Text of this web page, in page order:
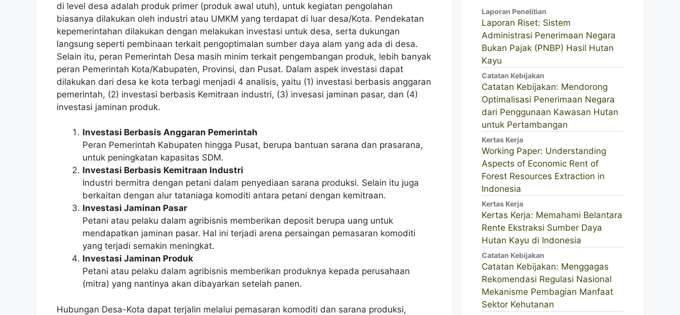
di level desa adalah produk primer (produk awal utuh), untuk kegiatan pengolahan
biasanya dilakukan oleh industri atau UMKM yang terdapat di luar desa/Kota. Pendekatan
kepemerintahan dilakukan dengan melakukan investasi untuk desa, serta dukungan
langsung seperti pembinaan terkait pengoptimalan sumber daya alam yang ada di desa.
Selain itu, peran Pemerintah Desa masih minim terkait pengembangan produk, lebih banyak
peran Pemerintah Kota/Kabupaten, Provinsi, dan Pusat. Dalam aspek investasi dapat
dilakukan dari desa ke kota terbagi menjadi 4 analisis, yaitu (1) investasi berbasis anggaran
pemerintah, (2) investasi berbasis Kemitraan industri, (3) invesasi jaminan pasar, dan (4)
investasi jaminan produk.
Investasi Berbasis Anggaran Pemerintah
Peran Pemerintah Kabupaten hingga Pusat, berupa bantuan sarana dan prasarana,
untuk peningkatan kapasitas SDM.
Investasi Berbasis Kemitraan Industri
Industri bermitra dengan petani dalam penyediaan sarana produksi. Selain itu juga
berkaitan dengan alur tataniaga komoditi antara petani dengan kemitraan.
Investasi Jaminan Pasar
Petani atau pelaku dalam agribisnis memberikan deposit berupa uang untuk
mendapatkan jaminan pasar. Hal ini terjadi arena persaingan pemasaran komoditi
yang terjadi semakin meningkat.
Investasi Jaminan Produk
Petani atau pelaku dalam agribisnis memberikan produknya kepada perusahaan
(mitra) yang nantinya akan dibayarkan setelah panen.
Hubungan Desa-Kota dapat terjalin melalui pemasaran komoditi dan sarana produksi,
Laporan Penelitian
Laporan Riset: Sistem
Administrasi Penerimaan Negara
Bukan Pajak (PNBP) Hasil Hutan
Kayu
Catatan Kebijakan
Catatan Kebijakan: Mendorong
Optimalisasi Penerimaan Negara
dari Penggunaan Kawasan Hutan
untuk Pertambangan
Kertas Kerja
Working Paper: Understanding
Aspects of Economic Rent of
Forest Resources Extraction in
Indonesia
Kertas Kerja
Kertas Kerja: Memahami Belantara
Rente Ekstraksi Sumber Daya
Hutan Kayu di Indonesia
Catatan Kebijakan
Catatan Kebijakan: Menggagas
Rekomendasi Regulasi Nasional
Mekanisme Pembagian Manfaat
Sektor Kehutanan